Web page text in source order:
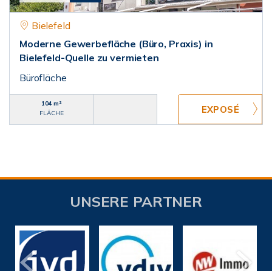
Bielefeld
Moderne Gewerbefläche (Büro, Praxis) in
Bielefeld-Quelle zu vermieten
Bürofläche
104 m²
FLÄCHE
UNSERE PARTNER